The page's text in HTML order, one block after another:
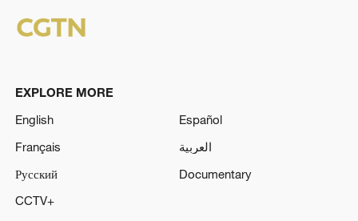
EXPLORE MORE
English
Español
Français
العربية
Русский
Documentary
CCTV+